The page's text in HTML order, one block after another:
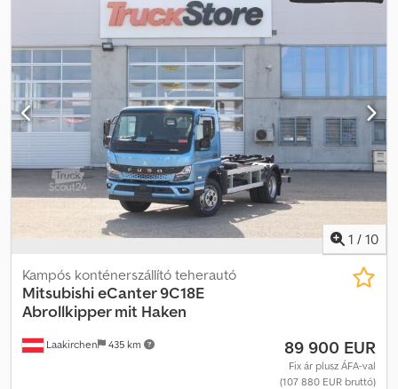
1 / 10
Laakirchen 435 km
Kampós konténerszállító teherautó
MitsubishieCanter 9C18E
Abrollkipper mit Haken
89 900 EUR
Fix ár plusz ÁFA-val
(107 880 EUR bruttó)